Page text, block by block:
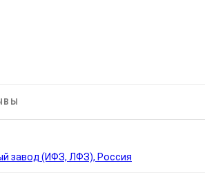
завод (ИФЗ, ЛФЗ), Россия